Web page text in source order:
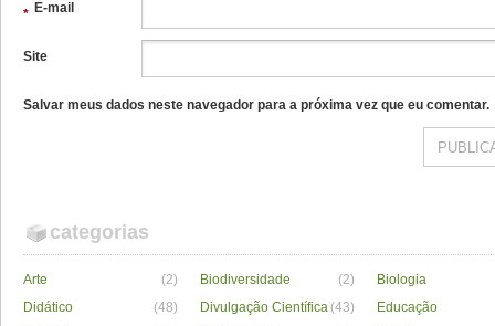
E-mail
*
Site
Salvar meus dados neste navegador para a próxima vez que eu comentar.
categorias
Arte (2) Biodiversidade (2)
Biologia
Didático
(48) Divulgação Científica (43)
Educação